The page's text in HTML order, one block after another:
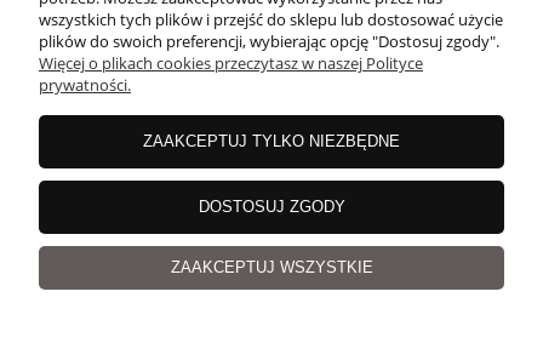
O NAS
Sklep internetowy Shoper.pl
wszystkich tych plików i przejść do sklepu lub dostosować użycie
plików do swoich preferencji, wybierając opcję "Dostosuj zgody".
Więcej o plikach cookies przeczytasz w naszej Polityce
prywatności.
ZAAKCEPTUJ TYLKO NIEZBĘDNE
DOSTOSUJ ZGODY
ZAAKCEPTUJ WSZYSTKIE